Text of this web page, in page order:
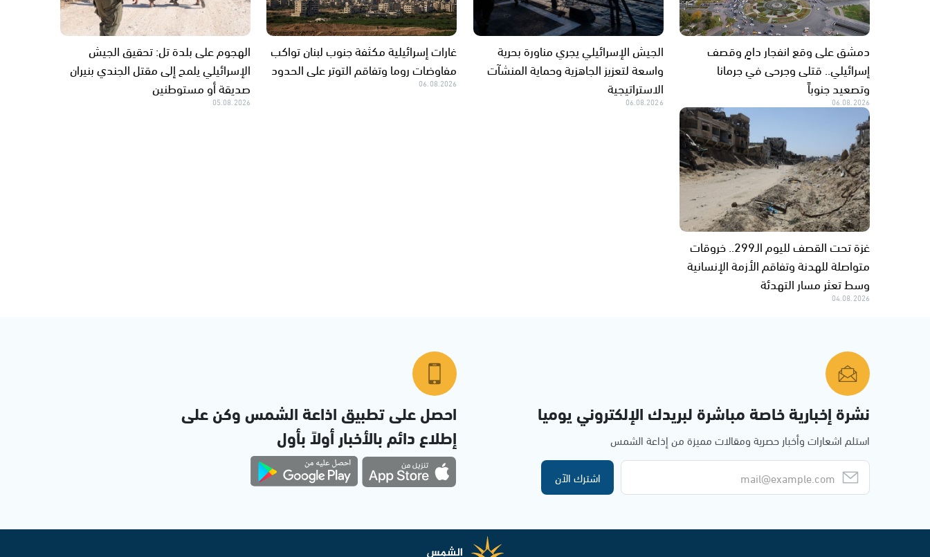
دمشق على وقع انفجار دامٍ وقصف
إسرائيلي.. قتلى وجرحى في جرمانا
وتصعيد جنوباً
06.08.2026
الجيش الإسرائيلي يجري مناورة بحرية
واسعة لتعزيز الجاهزية وحماية المنشآت
الاستراتيجية
06.08.2026
غارات إسرائيلية مكثفة جنوب لبنان تواكب
مفاوضات روما وتفاقم التوتر على الحدود
06.08.2026
الهجوم على بلدة تل: تحقيق الجيش
الإسرائيلي يلمح إلى مقتل الجندي بنيران
صديقة أو مستوطنين
05.08.2026
غزة تحت القصف لليوم الـ299.. خروقات
متواصلة للهدنة وتفاقم الأزمة الإنسانية
وسط تعثر مسار التهدئة
04.08.2026
نشرة إخبارية خاصة مباشرة لبريدك الإلكتروني يوميا
استلم اشعارات وأخبار حصرية ومقالات مميزة من إذاعة الشمس
اشترك الآن
احصل على تطبيق اذاعة الشمس وكن على
إطلاع دائم بالأخبار أولاً بأول